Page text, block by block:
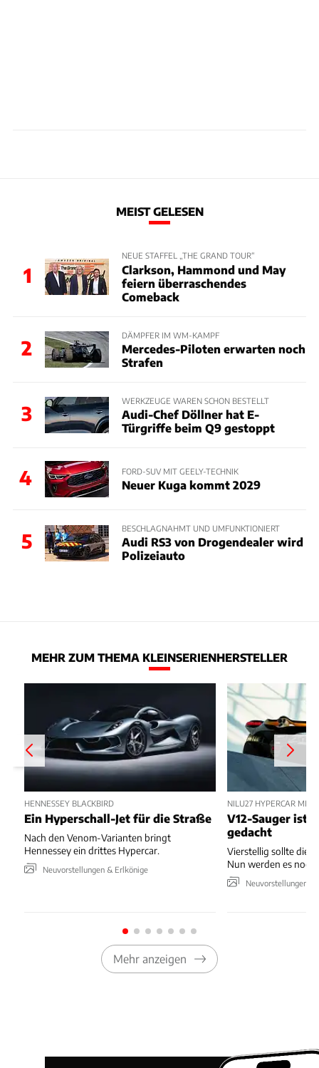
MEIST GELESEN
1
NEUE STAFFEL „THE GRAND TOUR“
Clarkson, Hammond und May
feiern überraschendes
Comeback
2
DÄMPFER IM WM-KAMPF
Mercedes-Piloten erwarten noch
Strafen
3
WERKZEUGE WAREN SCHON BESTELLT
Audi-Chef Döllner hat E-
Türgriffe beim Q9 gestoppt
4 FORD-SUV MIT GEELY-TECHNIK
Neuer Kuga kommt 2029
5
BESCHLAGNAHMT UND UMFUNKTIONIERT
Audi RS3 von Drogendealer wird
Polizeiauto
MEHR ZUM THEMA KLEINSERIENHERSTELLER
HENNESSEY BLACKBIRD
Ein Hyperschall-Jet für die Straße
Nach den Venom-Varianten bringt
Hennessey ein drittes Hypercar.
Neuvorstellungen & Erlkönige
NILU27 HYPERCAR MIT
V12-Sauger ist
gedacht
Vierstellig sollte die
Nun werden es noch
Neuvorstellungen &
Mehr anzeigen